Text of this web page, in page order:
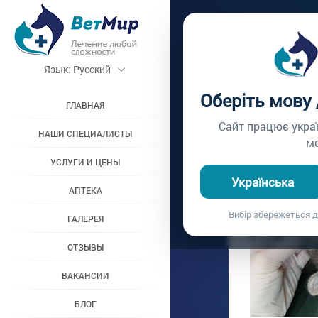
Оберіть
Сайт працює
Українська
Вибір збережеться
Язык: Русский
ГЛАВНАЯ
НАШИ СПЕЦИАЛИСТЫ
УСЛУГИ И ЦЕНЫ
АПТЕКА
ГАЛЕРЕЯ
ОТЗЫВЫ
ВАКАНСИИ
БЛОГ
Плановая кастрация